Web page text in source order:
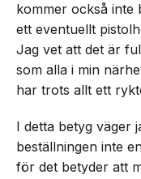
kommer också inte
ett eventuellt
Jag vet att det är
som alla i min
har trots allt ett
I detta betyg väger
beställningen inte
för det betyder att